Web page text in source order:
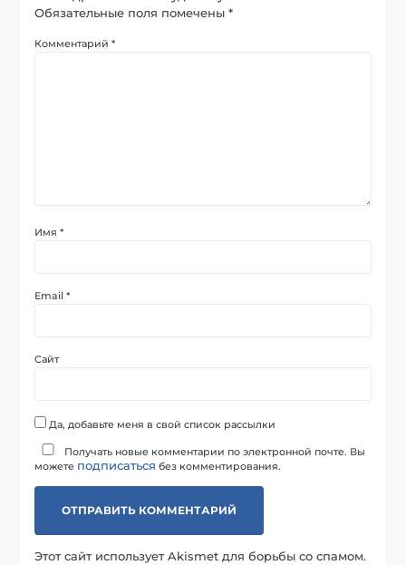
Обязательные поля помечены*
Комментарий*
Имя*
Email*
Сайт
Да, добавьте меня в свой список рассылки
Получать новые комментарии по электронной почте. Вы
можете подписаться без комментирования.
Этот сайт использует Akismet для борьбы со спамом.